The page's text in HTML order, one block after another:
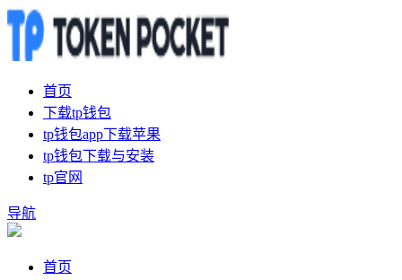
首页
下载tp钱包
tp钱包app下载苹果
tp钱包下载与安装
tp官网
导航
首页